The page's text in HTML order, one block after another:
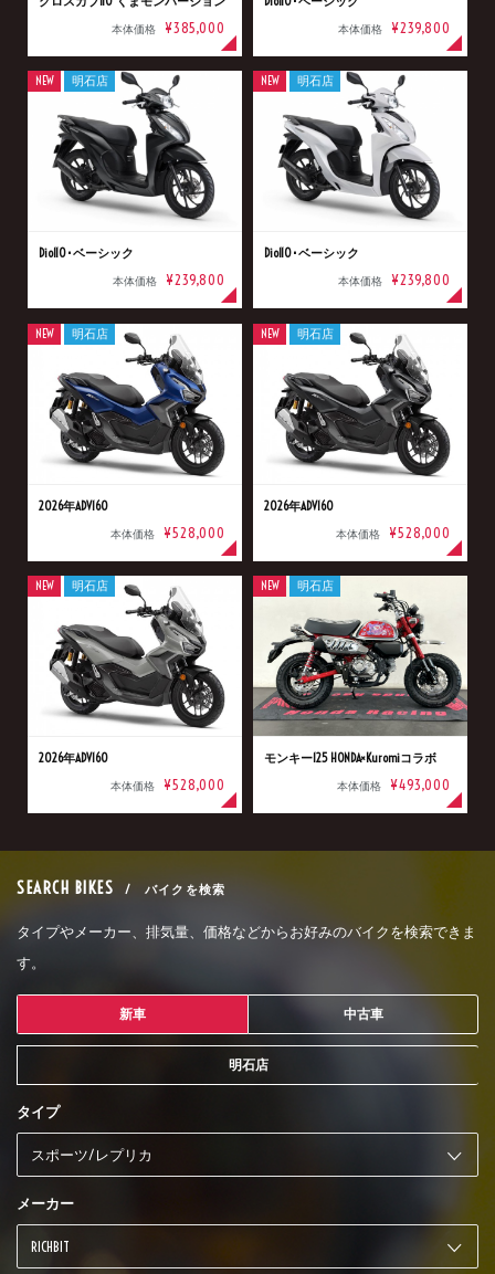
本体価格 ¥385,000 本体価格 ¥239,800
Dio110･ベーシック
本体価格 ¥239,800
NEW 明石店
Dio110･ベーシック
本体価格 ¥239,800
NEW 明石店
2026年ADV160
本体価格 ¥528,000
NEW 明石店
2026年ADV160
本体価格 ¥528,000
NEW 明石店
2026年ADV160
本体価格 ¥528,000
NEW 明石店
モンキー125 HONDA×Kuromiコラボ
本体価格 ¥493,000
NEW 明石店
SEARCH BIKES / バイクを検索
タイプやメーカー、排気量、価格などからお好みのバイクを検索できま
す。
新車 中古車
明石店
タイプ
メーカー